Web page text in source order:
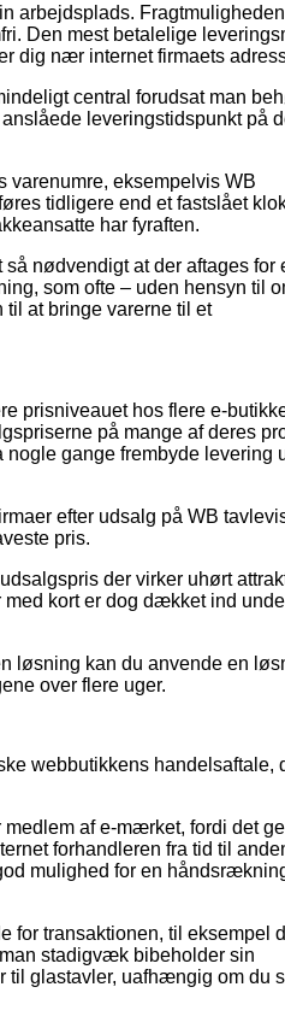
arbejdsplads.
Den mest betalelige
dig nær internet firmaets
central forudsat man
leveringstidspunkt på
varenumre, eksempelvis WB
tidligere end et fastslået
har fyraften.
nødvendigt at der aftages for
som ofte – uden hensyn til
at bringe varerne til et
prisniveauet hos flere e-
på mange af deres
gange frembyde levering
efter udsalg på WB
pris.
der virker uhørt
kort er dog dækket ind
løsning kan du anvende en
over flere uger.
webbutikkens handelsaftale,
af e-mærket, fordi det
forhandleren fra tid til
mulighed for en
for transaktionen, til eksempel
stadigvæk bibeholder sin
til glastavler, uafhængig om du